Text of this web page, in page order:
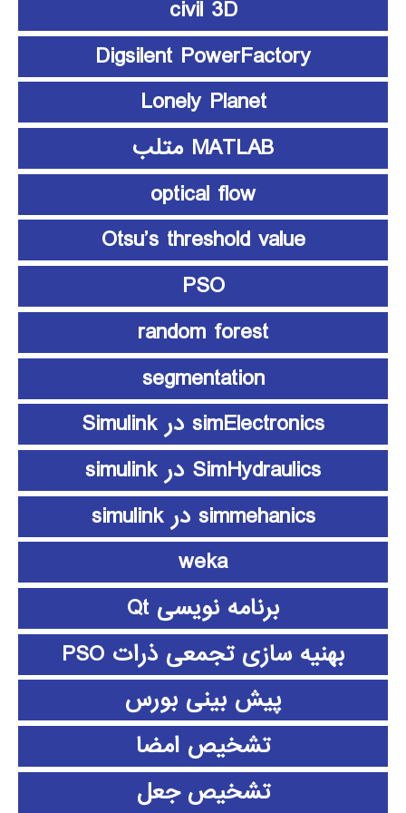
civil 3D
Digsilent PowerFactory
Lonely Planet
MATLAB متلب
optical flow
Otsu’s threshold value
PSO
random forest
segmentation
simElectronics در Simulink
SimHydraulics در simulink
simmehanics در simulink
weka
برنامه نویسی Qt
بهنیه سازی تجمعی ذرات PSO
پیش بینی بورس
تشخیص امضا
تشخیص جعل